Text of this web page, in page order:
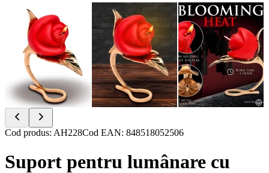
Item
of
8
Cod produs: AH228Cod EAN: 848518052506
Suport pentru lumânare cu